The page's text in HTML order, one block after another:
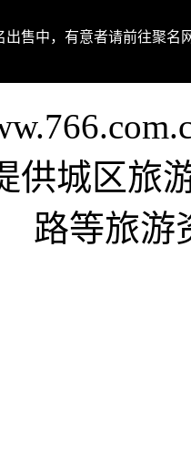
出售中，有意者请前往聚
供城区旅
路等旅游